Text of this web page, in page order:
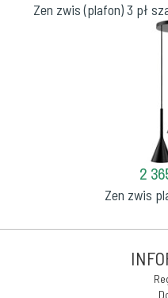
Zen zwis (plafon) 3 pł
2
Zen zwis